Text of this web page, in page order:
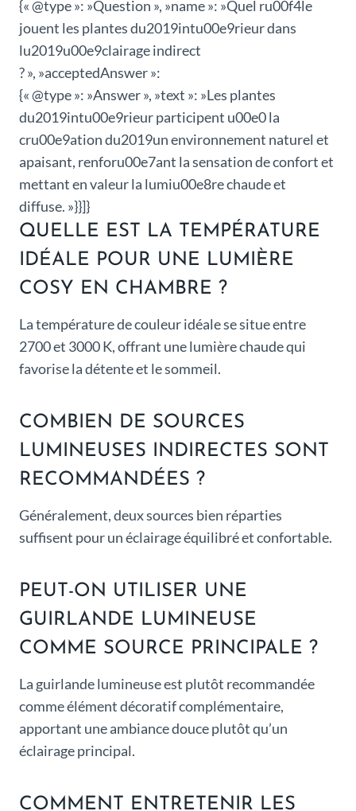
{« @type »: »Question », »name »: »Quel ru00f4le
jouent les plantes du2019intu00e9rieur dans
lu2019u00e9clairage indirect
? », »acceptedAnswer »:
{« @type »: »Answer », »text »: »Les plantes
du2019intu00e9rieur participent u00e0 la
cru00e9ation du2019un environnement naturel et
apaisant, renforu00e7ant la sensation de confort et
mettant en valeur la lumiu00e8re chaude et
diffuse. »}}]}
QUELLE EST LA TEMPÉRATURE
IDÉALE POUR UNE LUMIÈRE
COSY EN CHAMBRE ?
La température de couleur idéale se situe entre
2700 et 3000 K, offrant une lumière chaude qui
favorise la détente et le sommeil.
COMBIEN DE SOURCES
LUMINEUSES INDIRECTES SONT
RECOMMANDÉES ?
Généralement, deux sources bien réparties
suffisent pour un éclairage équilibré et confortable.
PEUT-ON UTILISER UNE
GUIRLANDE LUMINEUSE
COMME SOURCE PRINCIPALE ?
La guirlande lumineuse est plutôt recommandée
comme élément décoratif complémentaire,
apportant une ambiance douce plutôt qu’un
éclairage principal.
COMMENT ENTRETENIR LES